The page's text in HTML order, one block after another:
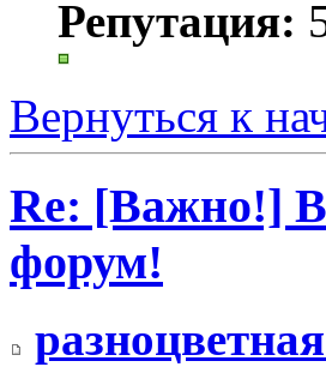
Репутация:
Вернуться к
Re: [Важно!]
форум!